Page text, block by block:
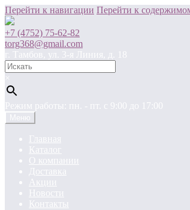
Перейти к навигации Перейти к
+7 (4752) 75-62-82
torg368@gmail.com
г. Тамбов, ул. 3-я Линия, д. 18
×
Режим работы: пн. - пт. c 9:00 до 17:00
Меню
Главная
Каталог
О компании
Доставка
Акции
Новости
Контакты